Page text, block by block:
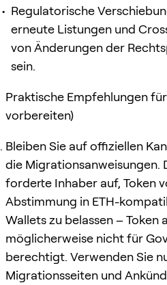
Regulatorische
erneute Listungen und
von Änderungen der
sein.
Praktische Empfehlungen
vorbereiten)
Bleiben Sie auf offiziellen
die Migrationsanweisungen.
forderte Inhaber auf, Token
Abstimmung in ETH-
Wallets zu belassen – Token
möglicherweise nicht für
berechtigt. Verwenden Sie
Migrationsseiten und